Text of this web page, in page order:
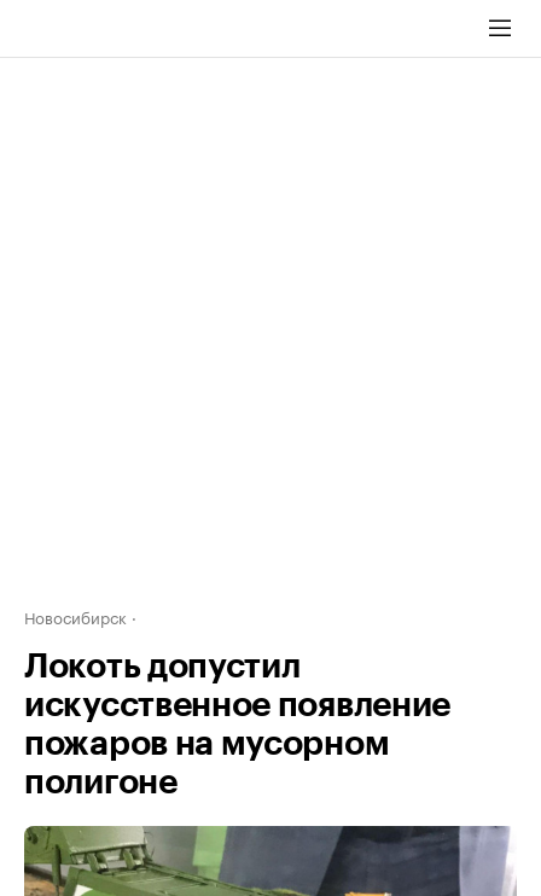
Новосибирск
Локоть допустил
искусственное появление
пожаров на мусорном
полигоне